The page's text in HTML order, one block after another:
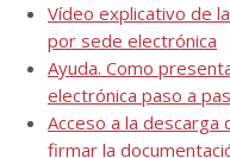
Vídeo explicativo de
por sede electrónica
Ayuda. Como
electrónica paso a
Acceso a la descarga
firmar la